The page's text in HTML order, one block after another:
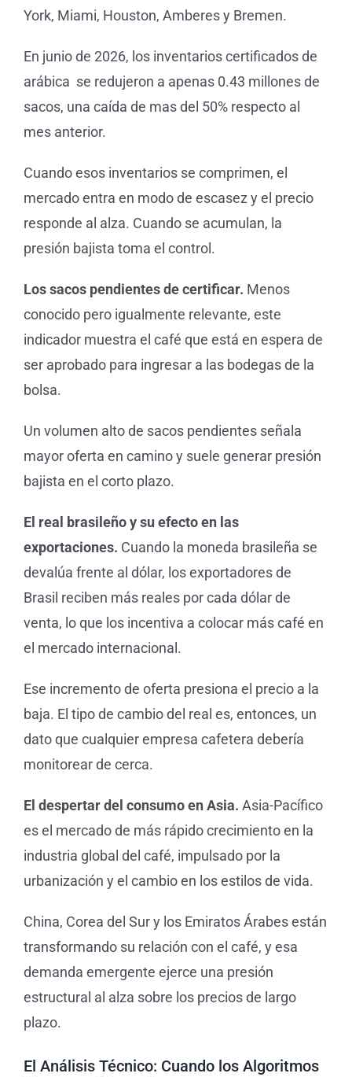
York, Miami, Houston, Amberes y Bremen.
En junio de 2026, los inventarios certificados de
arábica se redujeron a apenas 0.43 millones de
sacos, una caída de mas del 50% respecto al
mes anterior.
Cuando esos inventarios se comprimen, el
mercado entra en modo de escasez y el precio
responde al alza. Cuando se acumulan, la
presión bajista toma el control.
Los sacos pendientes de certificar. Menos
conocido pero igualmente relevante, este
indicador muestra el café que está en espera de
ser aprobado para ingresar a las bodegas de la
bolsa.
Un volumen alto de sacos pendientes señala
mayor oferta en camino y suele generar presión
bajista en el corto plazo.
El real brasileño y su efecto en las
exportaciones. Cuando la moneda brasileña se
devalúa frente al dólar, los exportadores de
Brasil reciben más reales por cada dólar de
venta, lo que los incentiva a colocar más café en
el mercado internacional.
Ese incremento de oferta presiona el precio a la
baja. El tipo de cambio del real es, entonces, un
dato que cualquier empresa cafetera debería
monitorear de cerca.
El despertar del consumo en Asia. Asia-Pacífico
es el mercado de más rápido crecimiento en la
industria global del café, impulsado por la
urbanización y el cambio en los estilos de vida.
China, Corea del Sur y los Emiratos Árabes están
transformando su relación con el café, y esa
demanda emergente ejerce una presión
estructural al alza sobre los precios de largo
plazo.
El Análisis Técnico: Cuando los Algoritmos